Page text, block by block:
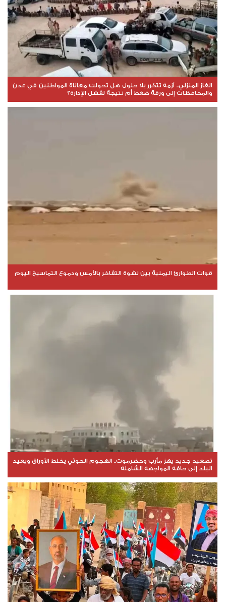
الغاز المنزلي.. أزمة تتكرر بلا حلول هل تحولت معاناة المواطنين في عدن
والمحافظات إلى ورقة ضغط أم نتيجة لفشل الإدارة؟
قوات الطوارئ اليمنية بين نشوة التفاخر بالأمس ودموع التماسيح اليوم
تصعيد جديد يهز مأرب وحضرموت.. الهجوم الحوثي يخلط الأوراق ويعيد
البلد إلى حافة المواجهة الشاملة